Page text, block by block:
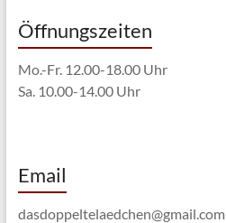
Öffnungszeiten
Mo.-Fr. 12.00-18.00 Uhr
Sa. 10.00-14.00 Uhr
Email
dasdoppeltelaedchen@gmail.com